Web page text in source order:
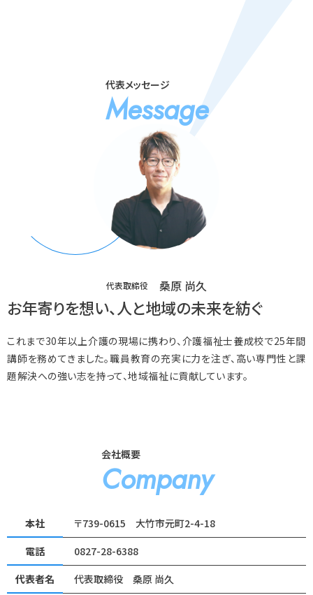
代表メッセージ
Message
お年寄りを想い、人と地域の未来を紡ぐ
これまで30年以上介護の現場に携わり、介護福祉士養成校で25年間
講師を務めてきました。職員教育の充実に力を注ぎ、高い専門性と課
題解決への強い志を持って、地域福祉に貢献しています。
代表取締役 桑原 尚久
会社概要
Company
本社
〒739-0615 大竹市元町2-4-18
電話
0827-28-6388
代表者名
代表取締役 桑原 尚久